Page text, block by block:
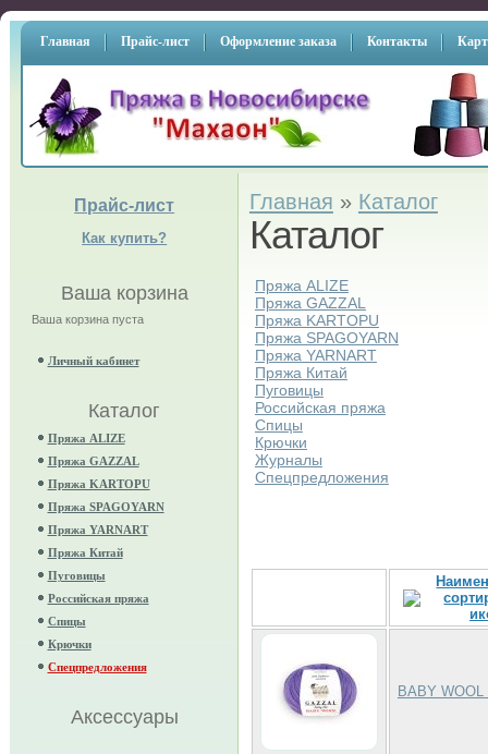
Главная Прайс-лист Оформление заказа Контакты
Прайс-лист
Как купить?
Ваша корзина
Ваша корзина пуста
Личный кабинет
Каталог
Пряжа ALIZE
Пряжа GAZZAL
Пряжа KARTOPU
Пряжа SPAGOYARN
Пряжа YARNART
Пряжа Китай
Пуговицы
Российская пряжа
Спицы
Крючки
Спецпредложения
Аксессуары
Главная » Каталог
Каталог
Пряжа ALIZE
Пряжа GAZZAL
Пряжа KARTOPU
Пряжа SPAGOYARN
Пряжа YARNART
Пряжа Китай
Пуговицы
Российская пряжа
Спицы
Крючки
Журналы
Спецпредложения
BABY